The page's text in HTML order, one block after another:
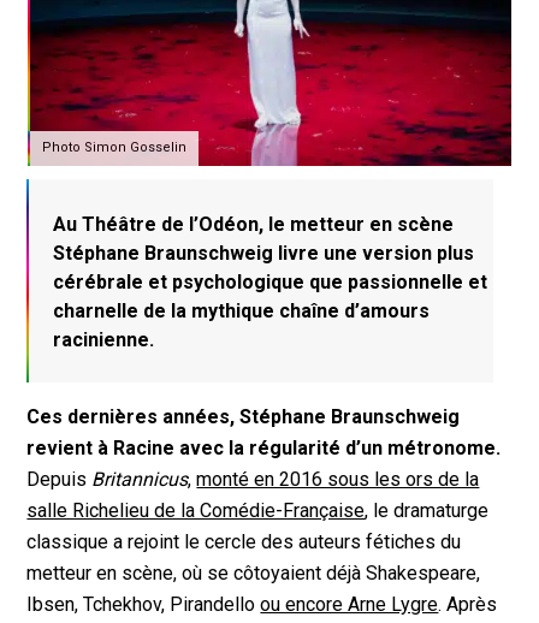
Photo Simon Gosselin
Au Théâtre de l’Odéon, le metteur en scène
Stéphane Braunschweig livre une version plus
cérébrale et psychologique que passionnelle et
charnelle de la mythique chaîne d’amours
racinienne.
Ces dernières années, Stéphane Braunschweig
revient à Racine avec la régularité d’un métronome.
Depuis Britannicus,monté en 2016 sous les ors de la
salle Richelieu de la Comédie-Française, le dramaturge
classique a rejoint le cercle des auteurs fétiches du
metteur en scène, où se côtoyaient déjà Shakespeare,
Ibsen, Tchekhov, Pirandelloou encore Arne Lygre. Après